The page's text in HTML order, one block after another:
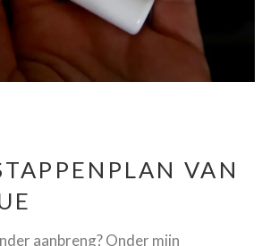
VAN
aanbreng? Onder mijn